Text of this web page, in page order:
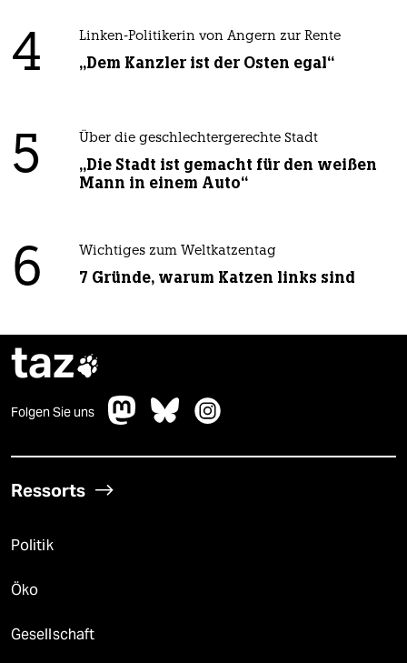
4 Linken-Politikerin von Angern zur Rente
„Dem Kanzler ist der Osten egal“
5 Über die geschlechtergerechte Stadt
„Die Stadt ist gemacht für den weißen
Mann in einem Auto“
6 Wichtiges zum Weltkatzentag
7 Gründe, warum Katzen links sind
taz
Folgen Sie uns
Ressorts
Politik
Öko
Gesellschaft